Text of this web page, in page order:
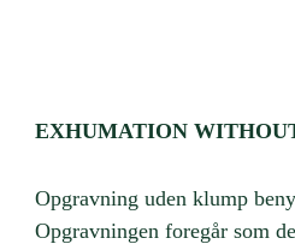
EXHUMATION
Opgravning uden klump
Opgravningen foregår som